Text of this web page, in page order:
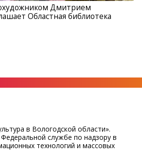
Дмитрием
Областная библиотека
в Вологодской области».
службе по надзору в
технологий и массовых